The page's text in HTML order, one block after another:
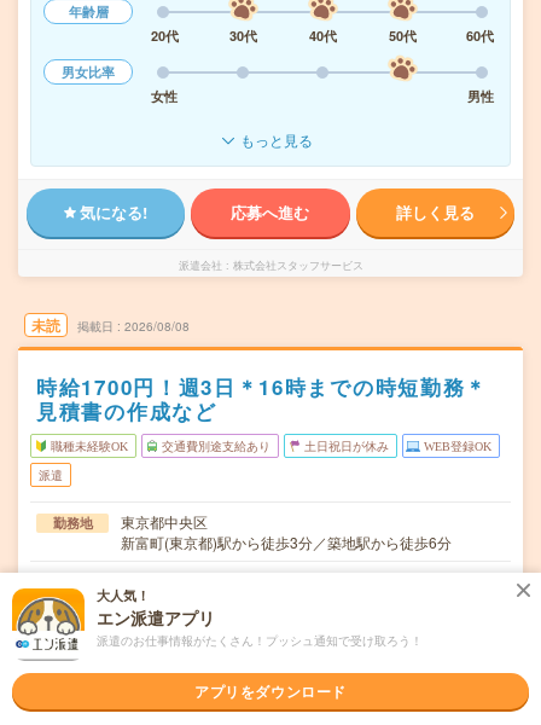
年齢層
20代
30代 40代 50代
60代
男女比率
女性
男性
もっと見る
気になる! 応募へ進む 詳しく見る
派遣会社 株式会社スタッフサービス
未読 掲載日 2026/08/08
時給1700円！週3日＊16時までの時短勤務＊
見積書の作成など
職種未経験OK 交通費別途支給あり 土日祝日が休み WEB登録OK
派遣
勤務地
東京都中央区
新富町(東京都)駅から徒歩3分／築地駅から徒歩6分
相談可能です。
時間
10:00～16:00 ※休憩は60分。※9時～18時の勤務も相談可
【急募】即日～長期 ※開始日はご相談可能です！ ※8月
大人気！
エン派遣アプリ
派遣のお仕事情報がたくさん！プッシュ通知で受け取ろう！
アプリをダウンロード